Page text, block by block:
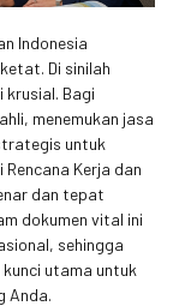
Indonesia
Di sinilah
krusial. Bagi
menemukan jasa
untuk
Kerja dan
dan tepat
dokumen vital ini
sehingga
utama untuk
Anda.